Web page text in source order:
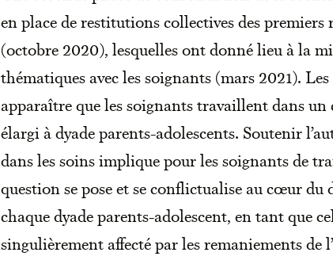
en place de restitutions collectives des premiers
(octobre 2020), lesquelles ont donné lieu à la
thématiques avec les soignants (mars 2021).
apparaître que les soignants travaillent dans
élargi à dyade parents-adolescents. Soutenir
dans les soins implique pour les soignants de
question se pose et se conflictualise au cœur du
chaque dyade parents-adolescent, en tant que
singulièrement affecté par les remaniements de